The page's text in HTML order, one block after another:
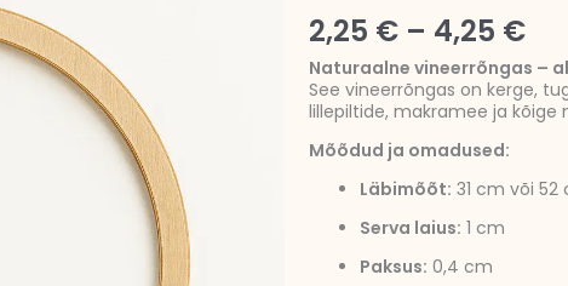
2,25 € – 4,25 €
Naturaalne vineerrõngas –
See vineerrõngas on kerge,
lillepiltide, makramee ja
Mõõdud ja omadused:
Läbimõõt: 31 cm või 52
Serva laius: 1 cm
Paksus: 0,4 cm